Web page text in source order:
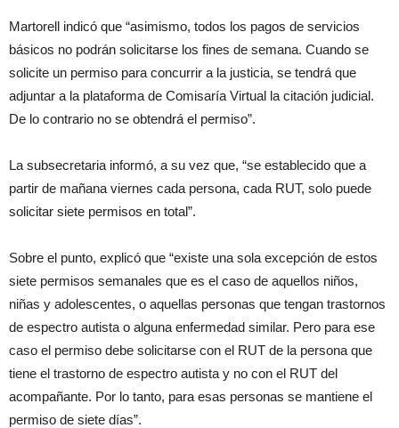
Martorell indicó que “asimismo, todos los pagos de servicios
básicos no podrán solicitarse los fines de semana. Cuando se
solicite un permiso para concurrir a la justicia, se tendrá que
adjuntar a la plataforma de Comisaría Virtual la citación judicial.
De lo contrario no se obtendrá el permiso”.
La subsecretaria informó, a su vez que, “se establecido que a
partir de mañana viernes cada persona, cada RUT, solo puede
solicitar siete permisos en total”.
Sobre el punto, explicó que “existe una sola excepción de estos
siete permisos semanales que es el caso de aquellos niños,
niñas y adolescentes, o aquellas personas que tengan trastornos
de espectro autista o alguna enfermedad similar. Pero para ese
caso el permiso debe solicitarse con el RUT de la persona que
tiene el trastorno de espectro autista y no con el RUT del
acompañante. Por lo tanto, para esas personas se mantiene el
permiso de siete días”.